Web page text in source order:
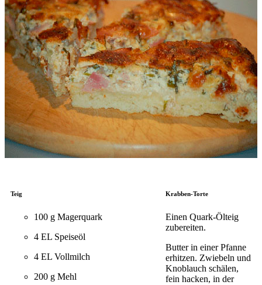
Teig
100 g Magerquark
4 EL Speiseöl
4 EL Vollmilch
200 g Mehl
Krabben-Torte
Einen Quark-Ölteig
zubereiten.
Butter in einer Pfanne
erhitzen. Zwiebeln und
Knoblauch schälen,
fein hacken, in der